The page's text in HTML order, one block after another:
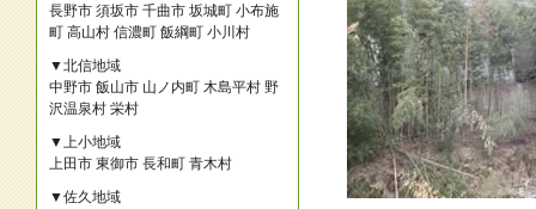
長野市 須坂市 千曲市 坂城町 小布施
町 高山村 信濃町 飯綱町 小川村
▼北信地域
中野市 飯山市 山ノ内町 木島平村 野
沢温泉村 栄村
▼上小地域
上田市 東御市 長和町 青木村
▼佐久地域